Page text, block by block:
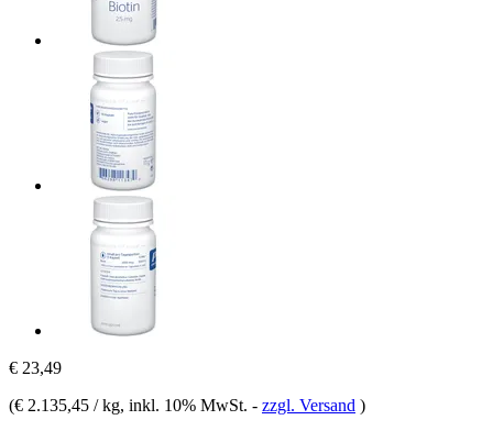
€ 23,49
(€ 2.135,45 / kg, inkl. 10% MwSt. - zzgl. Versand )